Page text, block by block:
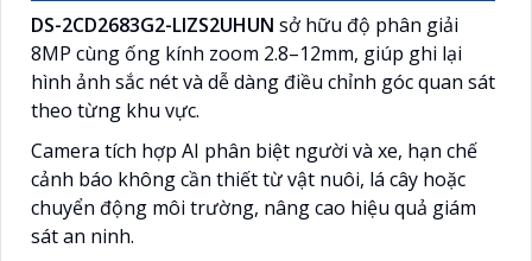
DS-2CD2683G2-LIZS2UHUN sở hữu độ phân giải
8MP cùng ống kính zoom 2.8–12mm, giúp ghi lại
hình ảnh sắc nét và dễ dàng điều chỉnh góc quan sát
theo từng khu vực.
Camera tích hợp AI phân biệt người và xe, hạn chế
cảnh báo không cần thiết từ vật nuôi, lá cây hoặc
chuyển động môi trường, nâng cao hiệu quả giám
sát an ninh.